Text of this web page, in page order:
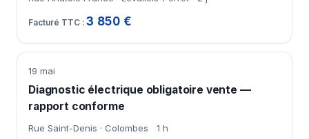
3 850 €
19 mai
Diagnostic électrique obligatoire vente —
rapport conforme
Rue Saint-Denis · Colombes 1 h